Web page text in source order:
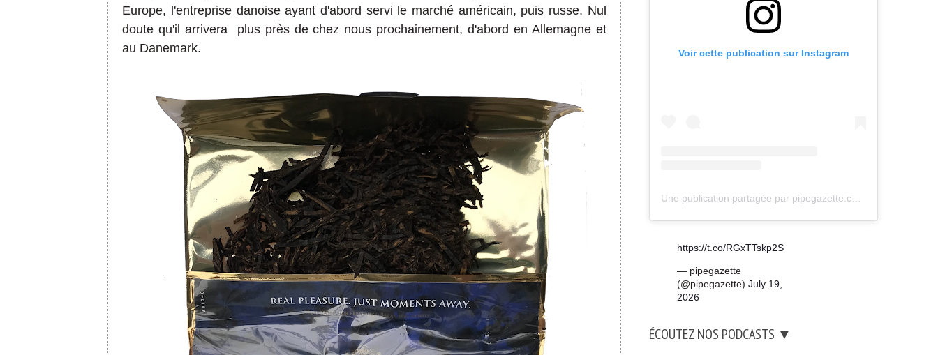
Europe, l'entreprise danoise ayant d'abord servi le marché américain, puis russe. Nul
doute qu'il arrivera plus près de chez nous prochainement, d'abord en Allemagne et
au Danemark.
Voir cette publication sur Instagram
Une publication partagée par pipegazette.com (@pipegazette)
https://t.co/RGxTTskp2S
— pipegazette
(@pipegazette) July 19,
2026
ÉCOUTEZ NOS PODCASTS ▼